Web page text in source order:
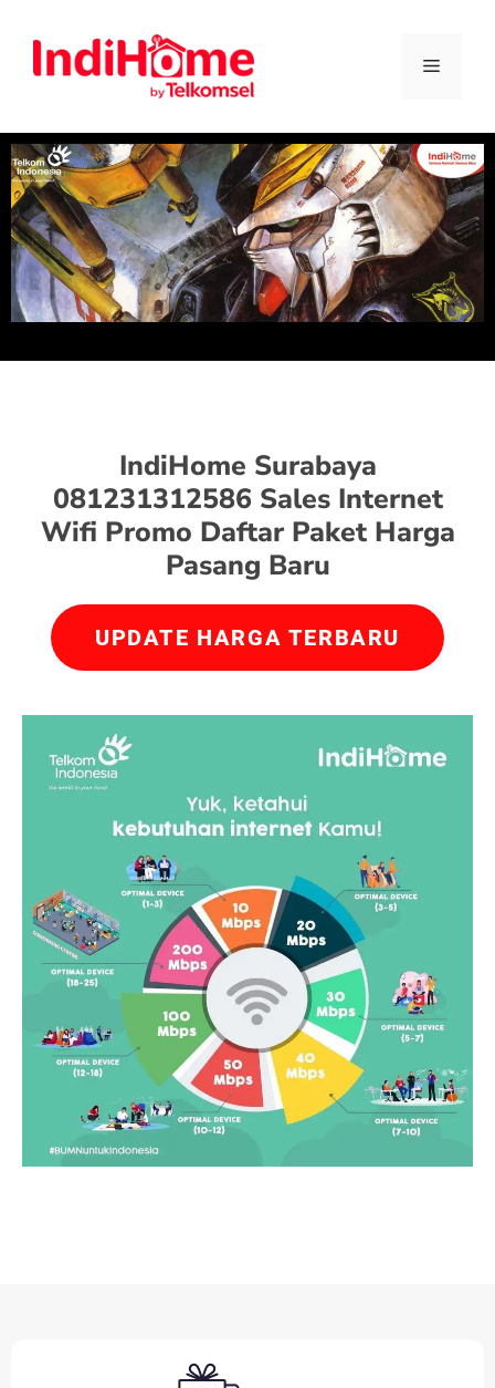
IndiHome Surabaya
081231312586 Sales Internet
Wifi Promo Daftar Paket Harga
Pasang Baru
UPDATE HARGA TERBARU